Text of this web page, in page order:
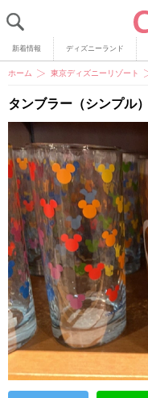
新着情報 ディズニーランド
ホーム 東京ディズニーリゾート
タンブラー（シンプル）